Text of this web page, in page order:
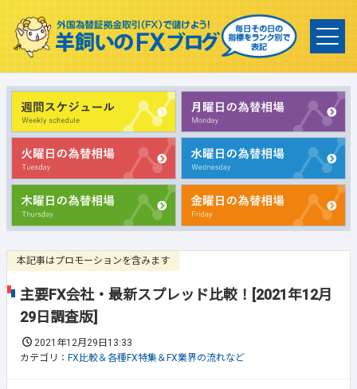
本記事はプロモーションを含みます
主要FX会社・最新スプレッド比較！[2021年12月
29日調査版]
2021年12月29日13:33
カテゴリ： FX比較＆各種FX特集＆FX業界の流れなど